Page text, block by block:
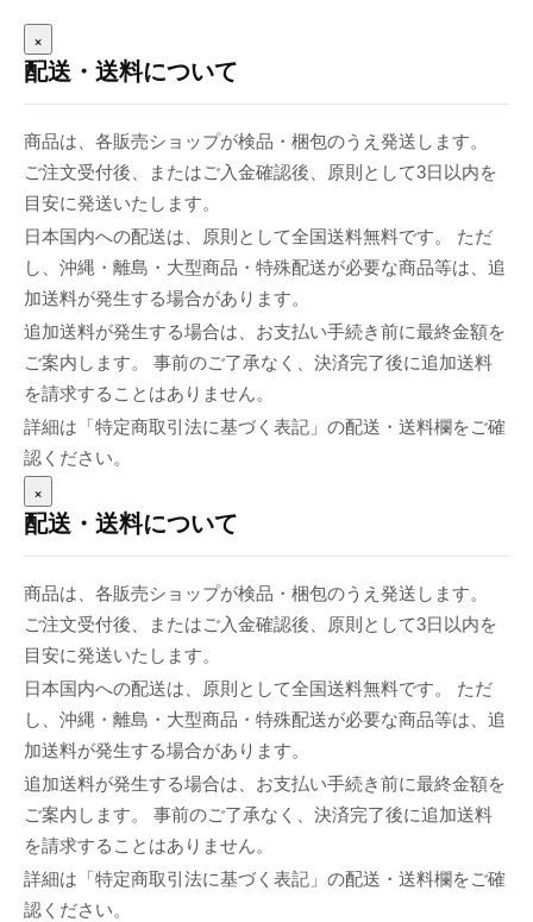
×
配送・送料について
商品は、各販売ショップが検品・梱包のうえ発送します。
ご注文受付後、またはご入金確認後、原則として3日以内を
目安に発送いたします。
日本国内への配送は、原則として全国送料無料です。 ただ
し、沖縄・離島・大型商品・特殊配送が必要な商品等は、追
加送料が発生する場合があります。
追加送料が発生する場合は、お支払い手続き前に最終金額を
ご案内します。 事前のご了承なく、決済完了後に追加送料
を請求することはありません。
詳細は「特定商取引法に基づく表記」の配送・送料欄をご確
認ください。
×
配送・送料について
商品は、各販売ショップが検品・梱包のうえ発送します。
ご注文受付後、またはご入金確認後、原則として3日以内を
目安に発送いたします。
日本国内への配送は、原則として全国送料無料です。 ただ
し、沖縄・離島・大型商品・特殊配送が必要な商品等は、追
加送料が発生する場合があります。
追加送料が発生する場合は、お支払い手続き前に最終金額を
ご案内します。 事前のご了承なく、決済完了後に追加送料
を請求することはありません。
詳細は「特定商取引法に基づく表記」の配送・送料欄をご確
認ください。